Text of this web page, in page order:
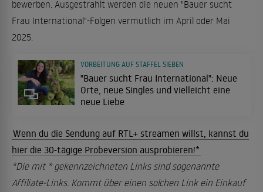
bewerben. Ausgestrahlt werden die neuen "Bauer sucht
Frau International"-Folgen vermutlich im April oder Mai
2025.
"Bauer sucht Frau International": Neue
Orte, neue Singles und vielleicht eine
neue Liebe
VORBEITUNG AUF STAFFEL SIEBEN
Wenn du die Sendung auf RTL+ streamen willst, kannst du
hier die 30-tägige Probeversion ausprobieren!*
*Die mit * gekennzeichneten Links sind sogenannte
Affiliate-Links. Kommt über einen solchen Link ein Einkauf